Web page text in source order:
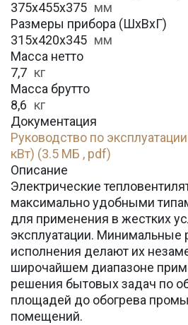
375х455х375 мм
Размеры прибора (ШхВхГ)
315x420x345 мм
Масса нетто
7,7 кг
Масса брутто
8,6 кг
Документация
Руководство по
кВт) (3.5 МБ , pdf)
Описание
Электрические
максимально удобными
для применения в жестких
эксплуатации. Минимальные
исполнения делают их
широчайшем диапазоне
решения бытовых задач по
площадей до обогрева
помещений.